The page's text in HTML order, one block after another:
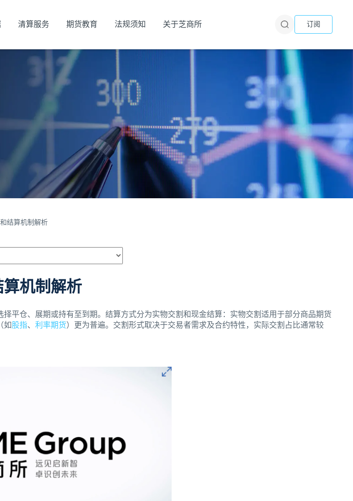
清算服务 期货教育 法规须知 关于芝商所 订阅
结算机制解析
机制解析
平仓、展期或持有至到期。结算方式分为实物交割和现金结算：实物交割适用于部分商品期货
如股指、 利率期货）更为普遍。交割形式取决于交易者需求及合约特性，实际交割占比通常较